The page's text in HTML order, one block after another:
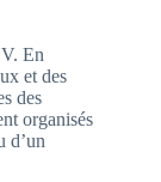
En
et des
des
organisés
d’un